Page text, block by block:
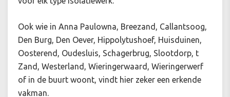
Ook wie in Anna Paulowna, Breezand, Callantsoog,
Den Burg, Den Oever, Hippolytushoef, Huisduinen,
Oosterend, Oudesluis, Schagerbrug, Slootdorp, t
Zand, Westerland, Wieringerwaard, Wieringerwerf
of in de buurt woont, vindt hier zeker een erkende
vakman.